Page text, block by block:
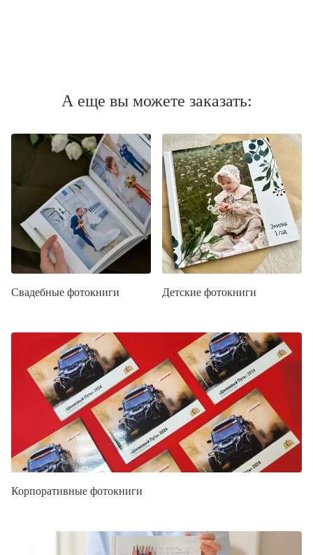
А еще вы можете заказать:
Свадебные фотокниги Детские фотокниги
Корпоративные фотокниги